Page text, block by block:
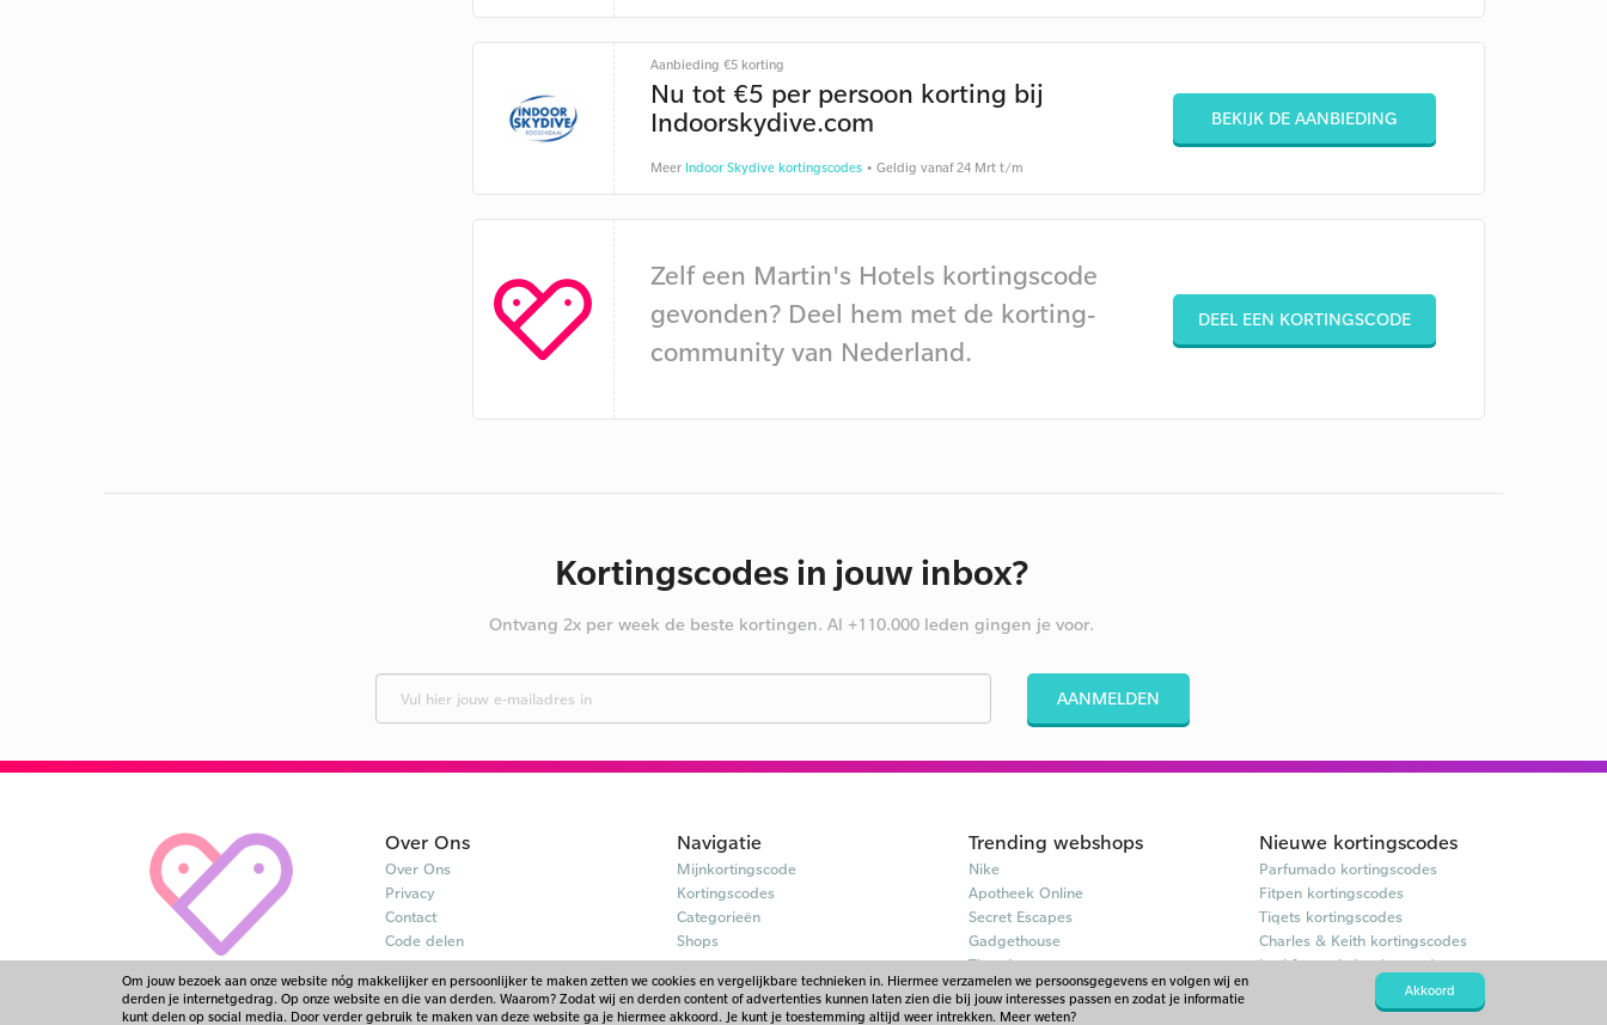
Aanbieding €5 korting
Nu tot €5 per persoon korting bij
Indoorskydive.com
Meer Indoor Skydive kortingscodes• Geldig vanaf 24 Mrt t/m
BEKIJK DE AANBIEDING
Zelf een Martin's Hotels kortingscode
gevonden? Deel hem met de korting-
community van Nederland.
DEEL EEN KORTINGSCODE
Kortingscodes in jouw inbox?
Ontvang 2x per week de beste kortingen. Al +110.000 leden gingen je voor.
AANMELDEN
Over Ons
Over Ons
Privacy
Contact
Code delen
Navigatie
Mijnkortingscode
Kortingscodes
Categorieën
Shops
Trending webshops
Nike
Apotheek Online
Secret Escapes
Gadgethouse
Tirendo
Nieuwe kortingscodes
Parfumado kortingscodes
Fitpen kortingscodes
Tiqets kortingscodes
Charles & Keith kortingscodes
Lookfantastic kortingscodes
© 2026 - Mijnkortingscode - Belgie. Onderdeel van Scoupr.com
Om jouw bezoek aan onze website nóg makkelijker en persoonlijker te maken zetten we cookies en vergelijkbare technieken in. Hiermee verzamelen we persoonsgegevens en volgen wij en
derden je internetgedrag. Op onze website en die van derden. Waarom? Zodat wij en derden content of advertenties kunnen laten zien die bij jouw interesses passen en zodat je informatie
kunt delen op social media. Door verder gebruik te maken van deze website ga je hiermee akkoord. Je kunt je toestemming altijd weer intrekken. Meer weten?
Akkoord